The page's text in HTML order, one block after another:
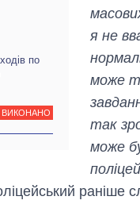
по
ВИКОНАНО
я не
може
так
може
раніше